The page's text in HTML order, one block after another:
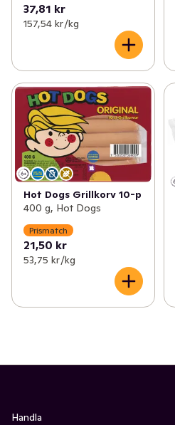
37,81 kr
157,54 kr /kg
Hot Dogs Grillkorv 10-p
400 g, Hot Dogs
Prismatch
21,50 kr
53,75 kr /kg
Handla